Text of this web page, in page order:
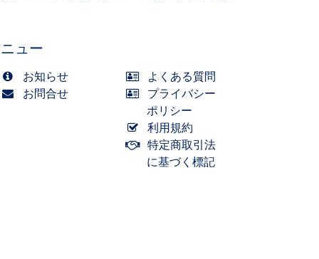
ュー
お知らせ
お問合せ
よくある質問
プライバシー
ポリシー
利用規約
特定商取引法
に基づく標記